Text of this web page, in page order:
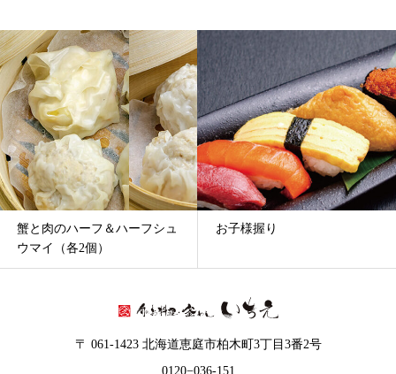
ー
カ
イ
ブ
蟹と肉のハーフ＆ハーフシュ
ウマイ（各2個）
お子様握り
〒 061-1423 北海道恵庭市柏木町3丁目3番2号
0120−036-151